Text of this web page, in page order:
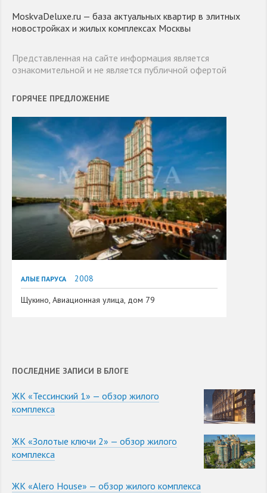
MoskvaDeluxe.ru — база актуальных квартир в элитных
новостройках и жилых комплексах Москвы
Представленная на сайте информация является
ознакомительной и не является публичной офертой
ГОРЯЧЕЕ ПРЕДЛОЖЕНИЕ
АЛЫЕ ПАРУСА
2008
Щукино, Авиационная улица, дом 79
ПОСЛЕДНИЕ ЗАПИСИ В БЛОГЕ
ЖК «Тессинский 1» — обзор жилого
комплекса
ЖК «Золотые ключи 2» — обзор жилого
комплекса
ЖК «Alero House» — обзор жилого комплекса